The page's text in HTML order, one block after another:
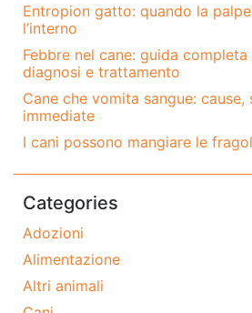
Entropion gatto: quando la
l’interno
Febbre nel cane: guida
diagnosi e trattamento
Cane che vomita sangue:
immediate
I cani possono mangiare le
Categories
Adozioni
Alimentazione
Altri animali